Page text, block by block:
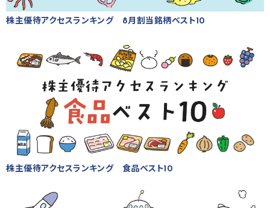
株主優待アクセスランキング 8月割当銘柄ベスト10
株主優待アクセスランキング 食品ベスト10